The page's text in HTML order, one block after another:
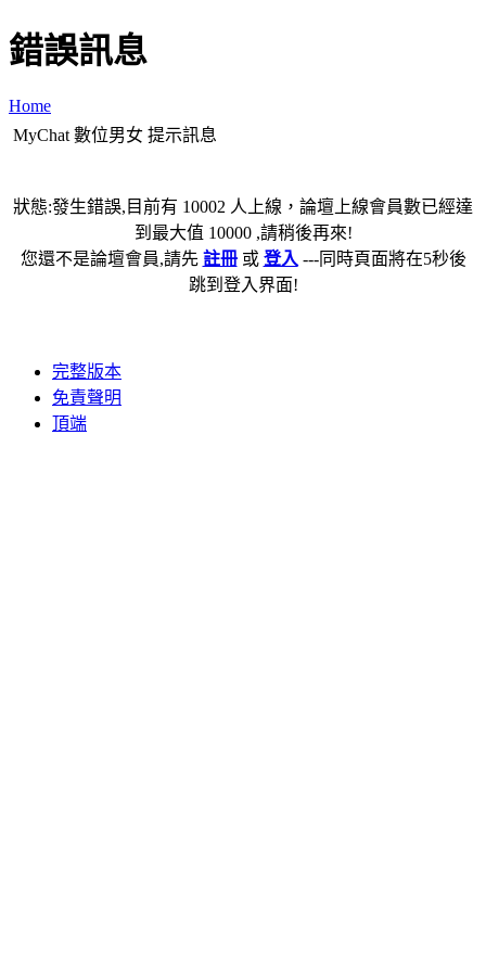
錯誤訊息
Home
MyChat 數位男女 提示訊息
狀態:發生錯誤,目前有 10002 人上線，論壇上線會員數已經達
到最大值 10000 ,請稍後再來!
您還不是論壇會員,請先 註冊或 登入 ---同時頁面將在5秒後
跳到登入界面!
完整版本
免責聲明
頂端